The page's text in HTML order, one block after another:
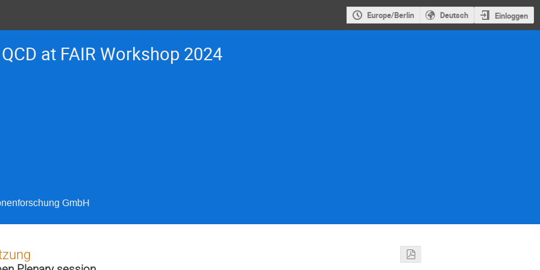
Europe/Berlin Deutsch Einloggen
QCD at FAIR Workshop 2024
GmbH